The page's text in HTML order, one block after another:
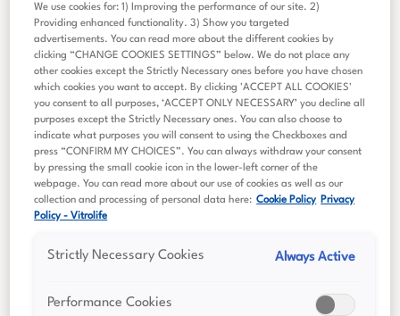
We use cookies for: 1) Improving the performance of our site. 2)
Providing enhanced functionality. 3) Show you targeted
advertisements. You can read more about the different cookies by
clicking “CHANGE COOKIES SETTINGS” below. We do not place any
other cookies except the Strictly Necessary ones before you have chosen
which cookies you want to accept. By clicking 'ACCEPT ALL COOKIES'
you consent to all purposes, ‘ACCEPT ONLY NECESSARY’ you decline all
purposes except the Strictly Necessary ones. You can also choose to
indicate what purposes you will consent to using the Checkboxes and
press “CONFIRM MY CHOICES”. You can always withdraw your consent
by pressing the small cookie icon in the lower-left corner of the
webpage. You can read more about our use of cookies as well as our
collection and processing of personal data here: Cookie Policy Privacy
Policy - Vitrolife
Strictly Necessary Cookies Always Active
Performance Cookies